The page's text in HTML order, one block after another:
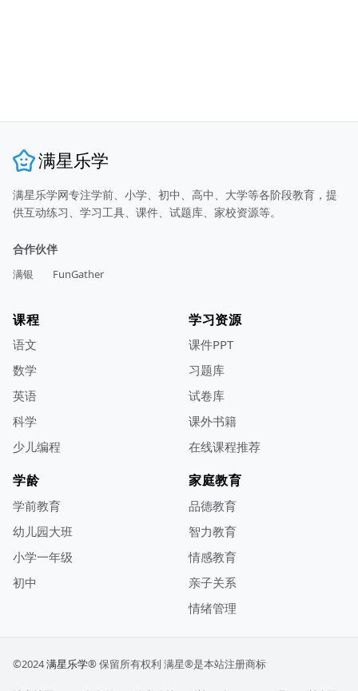
满星乐学
满星乐学网专注学前、小学、初中、高中、大学等各阶段教育，提
供互动练习、学习工具、课件、试题库、家校资源等。
合作伙伴
满银 FunGather
课程
语文
数学
英语
科学
少儿编程
学习资源
课件PPT
习题库
试卷库
课外书籍
在线课程推荐
学龄
学前教育
幼儿园大班
小学一年级
初中
家庭教育
品德教育
智力教育
情感教育
亲子关系
情绪管理
©2024满星乐学® 保留所有权利 满星®是本站注册商标